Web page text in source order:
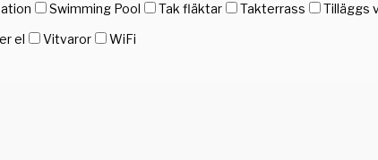
Swimming Pool Tak fläktar Takterrass Tilläggs
el Vitvaror WiFi